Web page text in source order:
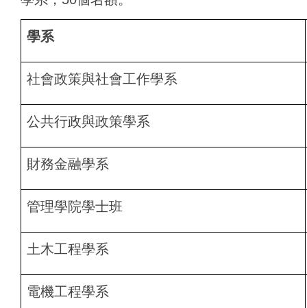
學系
社會政策與社會工作學系
公共行政與政策學系
財務金融學系
管理學院學士班
土木工程學系
電機工程學系